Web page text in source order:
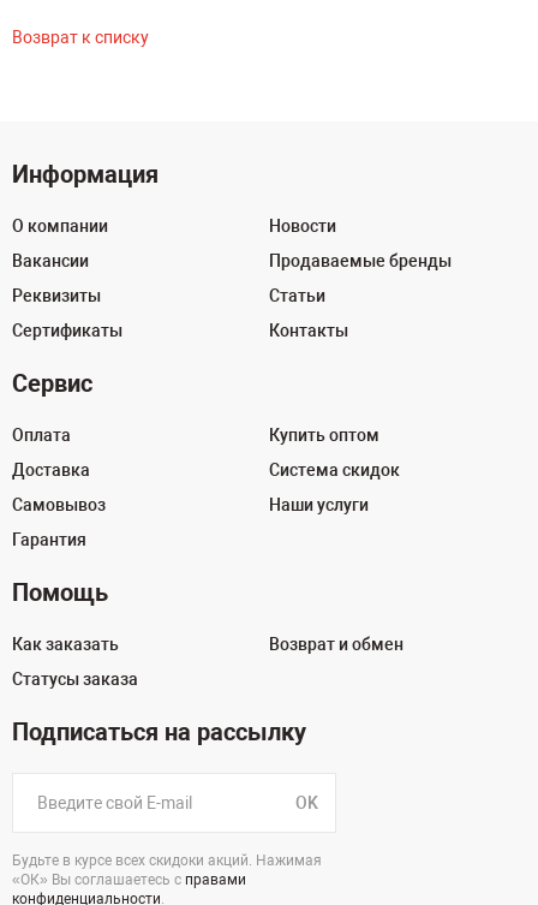
Возврат к списку
Информация
О компании
Вакансии
Реквизиты
Сертификаты
Новости
Продаваемые бренды
Статьи
Контакты
Сервис
Оплата
Доставка
Самовывоз
Гарантия
Купить оптом
Система скидок
Наши услуги
Помощь
Как заказать
Статусы заказа
Возврат и обмен
Подписаться на рассылку
OK
Будьте в курсе всех скидоки акций. Нажимая
«ОК» Вы соглашаетесь с правами
конфиденциальности.